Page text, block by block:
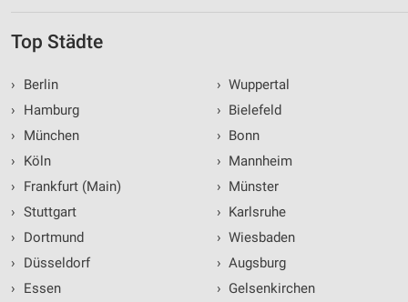
Top Städte
›
Berlin
›
Hamburg
›
München
›
Köln
›
Frankfurt (Main)
› Stuttgart
›
Dortmund
›
Düsseldorf
›
Essen
› Wuppertal
› Bielefeld
› Bonn
› Mannheim
› Münster
› Karlsruhe
› Wiesbaden
› Augsburg
› Gelsenkirchen